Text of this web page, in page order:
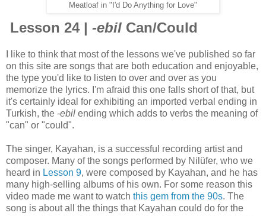
Meatloaf in "I'd Do Anything for Love"
Lesson 24 | -ebil Can/Could
I like to think that most of the lessons we've published so far
on this site are songs that are both education and enjoyable,
the type you'd like to listen to over and over as you
memorize the lyrics. I'm afraid this one falls short of that, but
it's certainly ideal for exhibiting an imported verbal ending in
Turkish, the -ebil ending which adds to verbs the meaning of
"can" or "could".
The singer, Kayahan, is a successful recording artist and
composer. Many of the songs performed by Nilüfer, who we
heard in Lesson 9, were composed by Kayahan, and he has
many high-selling albums of his own. For some reason this
video made me want to watch this gem from the 90s. The
song is about all the things that Kayahan could do for the